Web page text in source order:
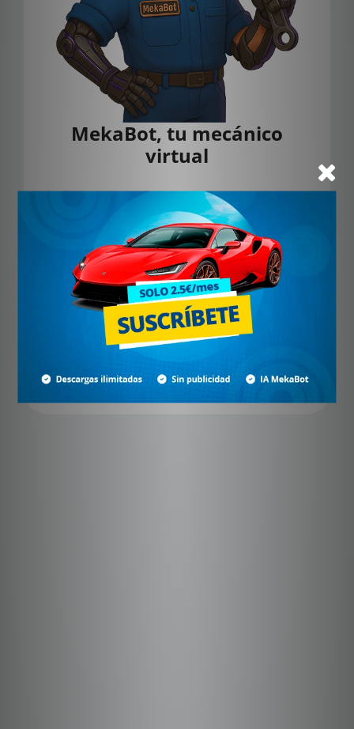
MekaBot, tu mecánico
virtual
Detecta y repara problemas de tu vehículo
con ayuda de IA.
Soy una inteligencia artificial que te orienta
paso a paso, como si tuvieras un experto a tu
lado. Cuéntame qué notas y deja que te
ayude a identificar el problema, sin moverte
del sitio y sin complicaciones.